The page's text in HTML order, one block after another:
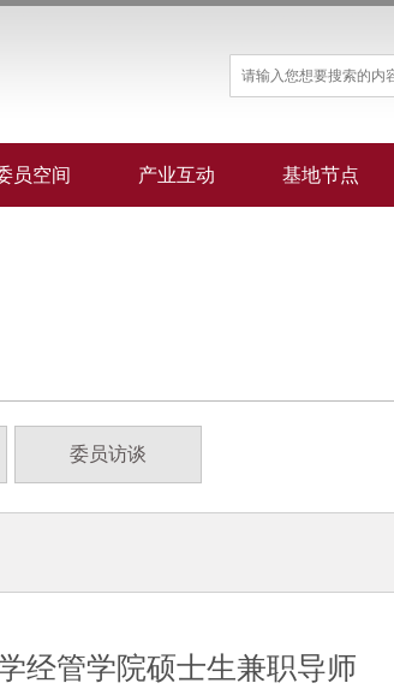
员空间 产业互动 基地节点
委员访谈
经管学院硕士生兼职导师